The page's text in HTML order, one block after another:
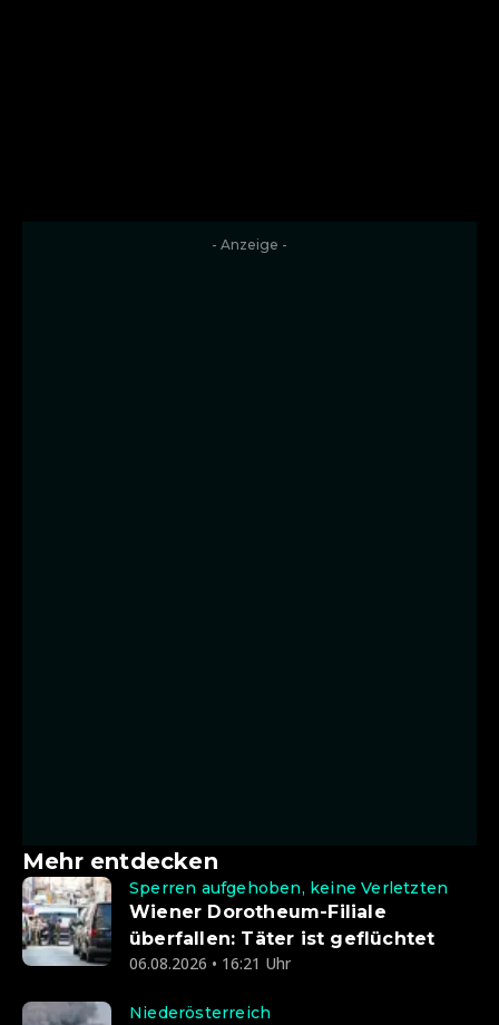
- Anzeige -
Mehr entdecken
Sperren aufgehoben, keine Verletzten
Wiener Dorotheum-Filiale
überfallen: Täter ist geflüchtet
06.08.2026 • 16:21 Uhr
Niederösterreich